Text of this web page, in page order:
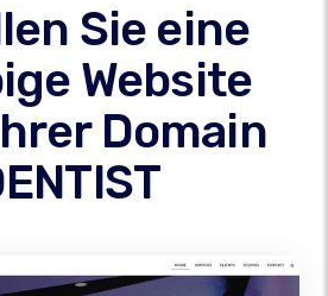
Sie eine
Website
Domain